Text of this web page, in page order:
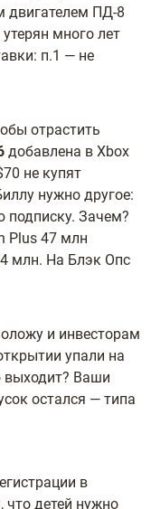
двигателем ПД-8
много лет
п.1 — не
отрастить
добавлена в Xbox
не купят
нужно другое:
подписку. Зачем?
Plus 47 млн
млн. На Блэк Опс
и инвесторам
упали на
выходит? Ваши
остался — типа
в
что детей нужно